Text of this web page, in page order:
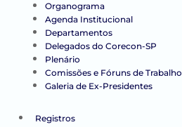
Organograma
Agenda Institucional
Departamentos
Delegados do Corecon-SP
Plenário
Comissões e Fóruns de Trabalho
Galeria de Ex-Presidentes
Registros